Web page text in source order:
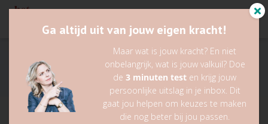
Ga altijd uit van jouw eigen kracht!
Maar wat is jouw kracht? En niet
onbelangrijk, wat is jouw valkuil? Doe
de3 minuten test en krijg jouw
persoonlijke uitslag in je inbox. Dit
gaat jou helpen om keuzes te maken
die nog beter bij jou passen.